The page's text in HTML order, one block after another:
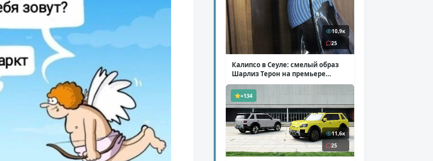
10,9к
25
Калипсо в Сеуле: смелый образ
Шарлиз Терон на премьере
«Одиссеи»( 6 фото )
+134
11,6к
25